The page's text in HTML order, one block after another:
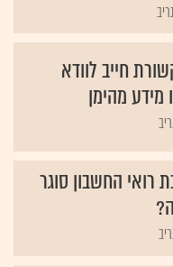
חייב לוודא
מהימן
החשבון סוגר